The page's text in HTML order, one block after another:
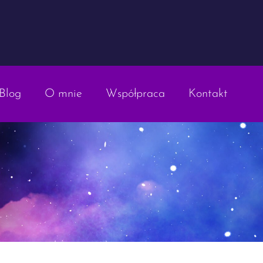
O mnie Współpraca Kontakt